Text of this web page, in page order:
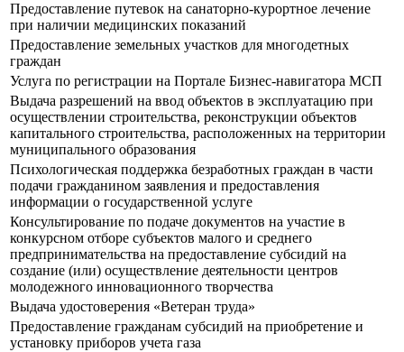
Предоставление путевок на санаторно-курортное лечение
при наличии медицинских показаний
Предоставление земельных участков для многодетных
граждан
Услуга по регистрации на Портале Бизнес-навигатора МСП
Выдача разрешений на ввод объектов в эксплуатацию при
осуществлении строительства, реконструкции объектов
капитального строительства, расположенных на территории
муниципального образования
Психологическая поддержка безработных граждан в части
подачи гражданином заявления и предоставления
информации о государственной услуге
Консультирование по подаче документов на участие в
конкурсном отборе субъектов малого и среднего
предпринимательства на предоставление субсидий на
создание (или) осуществление деятельности центров
молодежного инновационного творчества
Выдача удостоверения «Ветеран труда»
Предоставление гражданам субсидий на приобретение и
установку приборов учета газа